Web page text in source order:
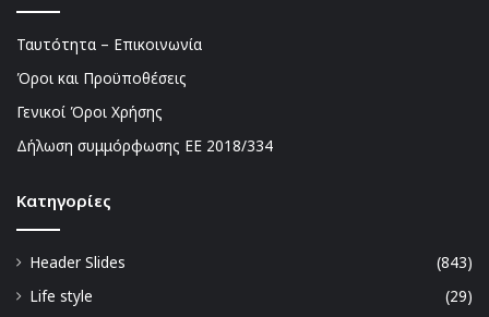
Ταυτότητα – Επικοινωνία
Όροι και Προϋποθέσεις
Γενικοί Όροι Χρήσης
Δήλωση συμμόρφωσης ΕΕ 2018/334
Kατηγορίες
Header Slides
(843)
Life style
(29)